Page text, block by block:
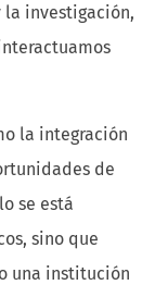
la investigación,
la integración
de
se está
sino que
una institución